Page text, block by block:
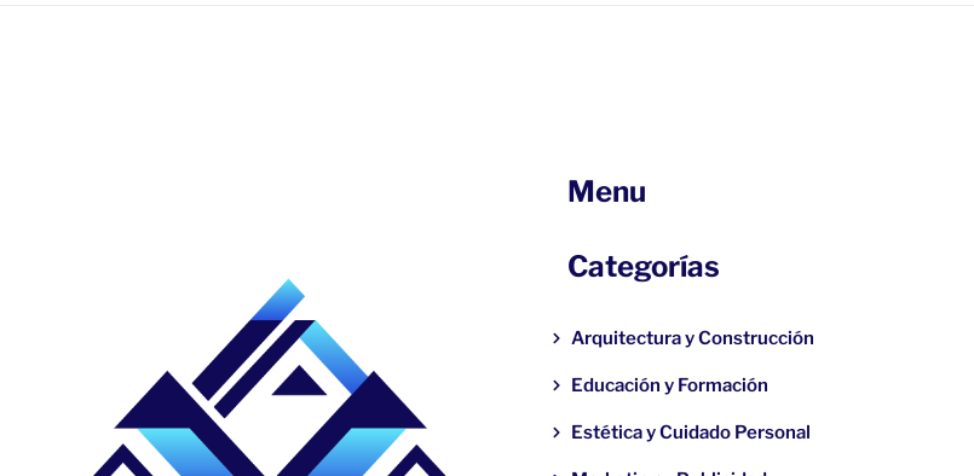
Menu
Categorías
Arquitectura y Construcción
Educación y Formación
Estética y Cuidado Personal